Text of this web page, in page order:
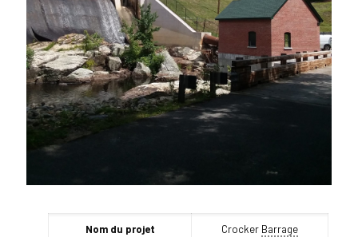
Nom du projet Crocker Barrage